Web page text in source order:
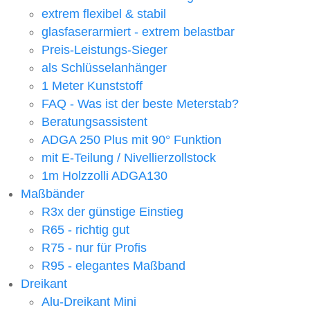
extrem flexibel & stabil
glasfaserarmiert - extrem belastbar
Preis-Leistungs-Sieger
als Schlüsselanhänger
1 Meter Kunststoff
FAQ - Was ist der beste Meterstab?
Beratungsassistent
ADGA 250 Plus mit 90° Funktion
mit E-Teilung / Nivellierzollstock
1m Holzzolli ADGA130
Maßbänder
R3x der günstige Einstieg
R65 - richtig gut
R75 - nur für Profis
R95 - elegantes Maßband
Dreikant
Alu-Dreikant Mini